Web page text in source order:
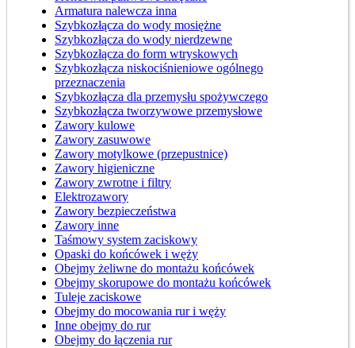
Armatura nalewcza inna
Szybkozłącza do wody mosiężne
Szybkozłącza do wody nierdzewne
Szybkozłącza do form wtryskowych
Szybkozłącza niskociśnieniowe ogólnego
przeznaczenia
Szybkozłącza dla przemysłu spożywczego
Szybkozłącza tworzywowe przemysłowe
Zawory kulowe
Zawory zasuwowe
Zawory motylkowe (przepustnice)
Zawory higieniczne
Zawory zwrotne i filtry
Elektrozawory
Zawory bezpieczeństwa
Zawory inne
Taśmowy system zaciskowy
Opaski do końcówek i węży
Obejmy żeliwne do montażu końcówek
Obejmy skorupowe do montażu końcówek
Tuleje zaciskowe
Obejmy do mocowania rur i węży
Inne obejmy do rur
Obejmy do łączenia rur